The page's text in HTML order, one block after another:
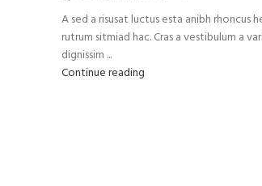
A sed a risusat luctus esta anibh rhoncus
rutrum sitmiad hac. Cras a vestibulum a
dignissim ...
Continue reading